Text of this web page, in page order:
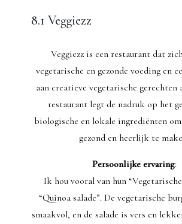
8.1 Veggiezz
Veggiezz is een restaurant dat
vegetarische en gezonde voeding en
aan creatieve vegetarische
restaurant legt de nadruk op het
biologische en lokale ingrediënten
gezond en heerlijk te
Persoonlijke ervaring:
Ik hou vooral van hun
“Quinoa salade”. De vegetarische
smaakvol, en de salade is vers en